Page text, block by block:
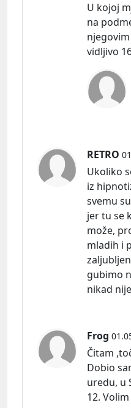
U kojoj
na
vidljivo
RETRO
Ukoliko
iz
svemu
jer tu se
može,
mladih i
gubimo
nikad
Frog
Čitam
Dobio
uredu, u
12.